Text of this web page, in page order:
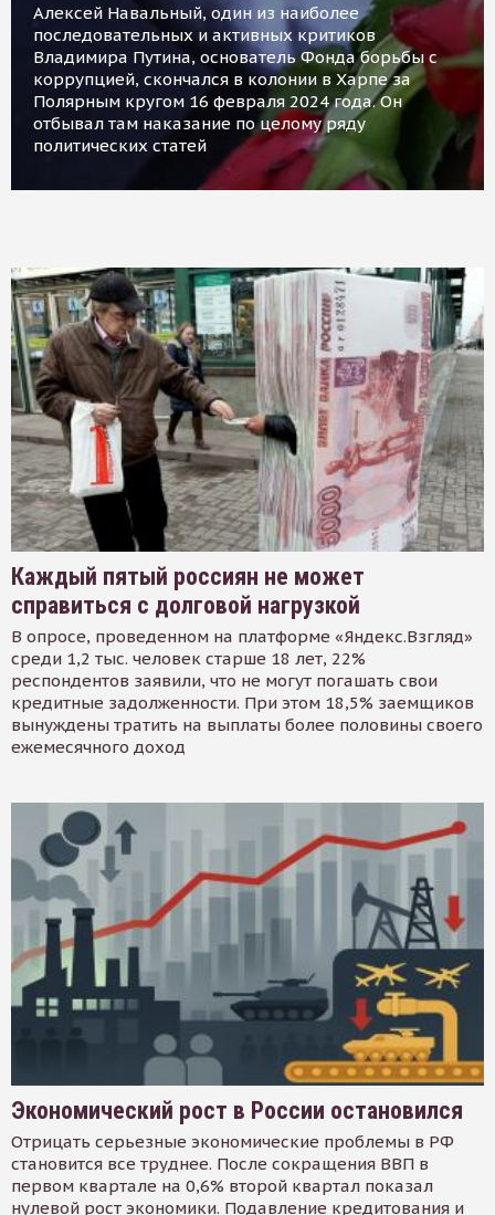
Алексей Навальный, один из наиболее
последовательных и активных критиков
Владимира Путина, основатель Фонда борьбы с
коррупцией, скончался в колонии в Харпе за
Полярным кругом 16 февраля 2024 года. Он
отбывал там наказание по целому ряду
политических статей
Каждый пятый россиян не может
справиться с долговой нагрузкой
В опросе, проведенном на платформе «Яндекс.Взгляд»
среди 1,2 тыс. человек старше 18 лет, 22%
респондентов заявили, что не могут погашать свои
кредитные задолженности. При этом 18,5% заемщиков
вынуждены тратить на выплаты более половины своего
ежемесячного доход
Экономический рост в России остановился
Отрицать серьезные экономические проблемы в РФ
становится все труднее. После сокращения ВВП в
первом квартале на 0,6% второй квартал показал
нулевой рост экономики. Подавление кредитования и